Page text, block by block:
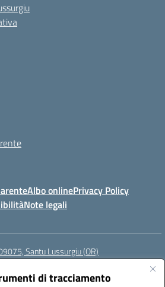
di tracciamento
Albo onlinePrivacy Policy
Note legali
Santu Lussurgiu (OR)
(PEC):oric80600g@pec.istruzione.it